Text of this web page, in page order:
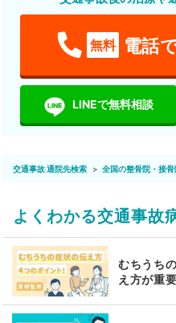
無料 電話
LINEで無料相談
交通事故 通院先検索 全国の整骨院・接
よくわかる交通事故
むちうち
え方が重